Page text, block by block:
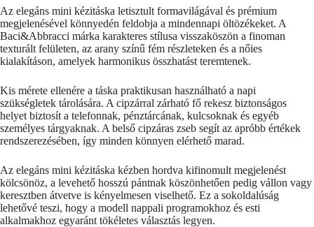
Az elegáns mini kézitáska letisztult formavilágával és prémium
megjelenésével könnyedén feldobja a mindennapi öltözékeket. A
Baci&Abbracci márka karakteres stílusa visszaköszön a finoman
texturált felületen, az arany színű fém részleteken és a nőies
kialakításon, amelyek harmonikus összhatást teremtenek.
Kis mérete ellenére a táska praktikusan használható a napi
szükségletek tárolására. A cipzárral zárható fő rekesz biztonságos
helyet biztosít a telefonnak, pénztárcának, kulcsoknak és egyéb
személyes tárgyaknak. A belső cipzáras zseb segít az apróbb értékek
rendszerezésében, így minden könnyen elérhető marad.
Az elegáns mini kézitáska kézben hordva kifinomult megjelenést
kölcsönöz, a levehető hosszú pántnak köszönhetően pedig vállon vagy
keresztben átvetve is kényelmesen viselhető. Ez a sokoldalúság
lehetővé teszi, hogy a modell nappali programokhoz és esti
alkalmakhoz egyaránt tökéletes választás legyen.